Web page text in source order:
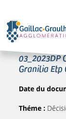
03_2023DP
Granilia Etp
Date du
Théme :